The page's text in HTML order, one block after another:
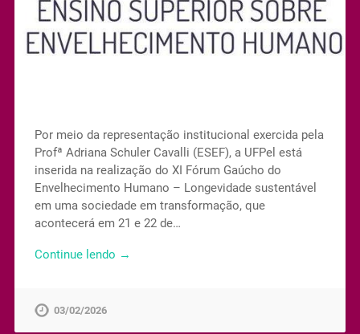
Por meio da representação institucional exercida pela
Profª Adriana Schuler Cavalli (ESEF), a UFPel está
inserida na realização do XI Fórum Gaúcho do
Envelhecimento Humano – Longevidade sustentável
em uma sociedade em transformação, que
acontecerá em 21 e 22 de…
Continue lendo →
03/02/2026